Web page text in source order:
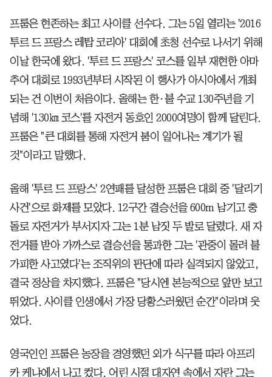
프룸은 현존하는 최고 사이클 선수다. 그는 5일 열리는 '2016
투르 드 프랑스 레탑 코리아' 대회에 초청 선수로 나서기 위해
이날 한국에 왔다. '투르 드 프랑스' 코스를 일부 재현한 아마
추어 대회로 1993년부터 시작된 이 행사가 아시아에서 개최
되는 건 이번이 처음이다. 올해는 한·불 수교 130주년을 기
념해 '130㎞ 코스'를 자전거 동호인 2000여명이 함께 달린다.
프룸은 "큰 대회를 통해 자전거 붐이 일어나는 계기가 될
것"이라고 말했다.
올해 '투르 드 프랑스' 2연패를 달성한 프룸은 대회 중 '달리기
사건'으로 화제를 모았다. 12구간 결승선을 600m 남기고 충
돌로 자전거가 부서지자 그는 1분 남짓 두 발로 달렸다. 새 자
전거를 받아 가까스로 결승선을 통과한 그는 '관중이 몰려 불
가피한 사고였다'는 조직위의 판단에 따라 실격되지 않았고,
결국 정상을 차지했다. 프룸은 "당시엔 본능적으로 앞만 보고
뛰었다. 사이클 인생에서 가장 당황스러웠던 순간"이라며 웃
었다.
영국인인 프룸은 농장을 경영했던 외가 식구를 따라 아프리
카 케냐에서 나고 컸다. 어린 시절 대자연 속에서 자란 그는